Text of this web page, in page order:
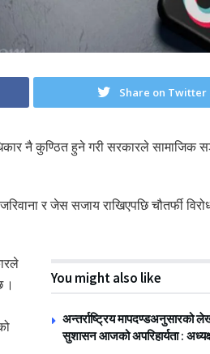
Share on Twitter
नै कुण्ठित हुने गरी सरकारले सामाजिक
र जेस सजाय राखिएपछि चौतर्फी
You might also like
अन्तर्राष्ट्रिय मापदण्डअनुसारको
सुशासन आजको अपरिहार्यता :
।